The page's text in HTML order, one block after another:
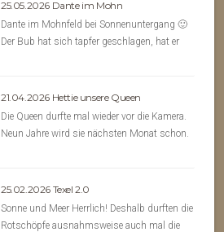
25.05.2026 Dante im Mohn
Dante im Mohnfeld bei Sonnenuntergang 🙂
Der Bub hat sich tapfer geschlagen, hat er
21.04.2026 Hettie unsere Queen
Die Queen durfte mal wieder vor die Kamera.
Neun Jahre wird sie nächsten Monat schon.
25.02.2026 Texel 2.0
Sonne und Meer Herrlich! Deshalb durften die
Rotschöpfe ausnahmsweise auch mal die